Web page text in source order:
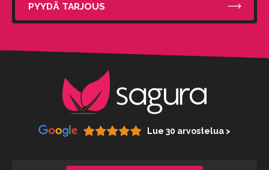
PYYDÄ TARJOUS
Lue 30 arvostelua >